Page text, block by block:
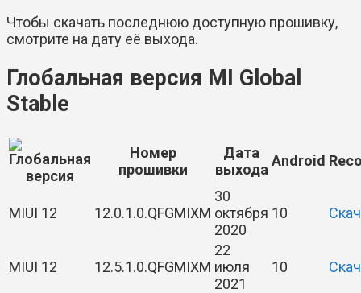
Чтобы скачать последнюю доступную прошивку,
смотрите на дату её выхода.
Глобальная версия MI Global
Stable
Номер
прошивки
Дата
выхода
Android
MIUI 12 12.0.1.0.QFGMIXM
30
октября
2020
10
MIUI 12 12.5.1.0.QFGMIXM
22
июля
2021
10